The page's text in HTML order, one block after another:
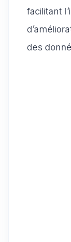
facilitant
des